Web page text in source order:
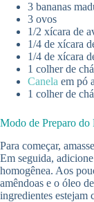
3 bananas
3 ovos
1/2 xícara de
1/4 de xícara
1/4 de xícara
1 colher de
Canela em pó
1 colher de
Modo de Preparo do
Para começar,
Em seguida,
homogênea. Aos
amêndoas e o óleo
ingredientes estejam